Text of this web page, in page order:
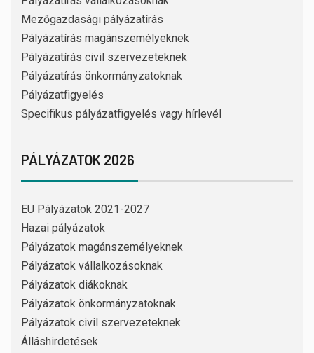
Mezőgazdasági pályázatírás
Pályázatírás magánszemélyeknek
Pályázatírás civil szervezeteknek
Pályázatírás önkormányzatoknak
Pályázatfigyelés
Specifikus pályázatfigyelés vagy hírlevél
PÁLYÁZATOK 2026
EU Pályázatok 2021-2027
Hazai pályázatok
Pályázatok magánszemélyeknek
Pályázatok vállalkozásoknak
Pályázatok diákoknak
Pályázatok önkormányzatoknak
Pályázatok civil szervezeteknek
Álláshirdetések